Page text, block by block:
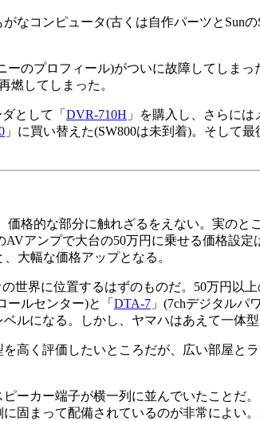
コンピュータ(古くは自作パーツとSunの
のプロフィール)がついに故障してしま
燃してしまった。
として「 DVR-710H 」を購入し、さらには
」に買い替えた(SW800は未到着)。そして
格的な部分に触れざるをえない。実のと
アンプで大台の50万円に乗せる価格設定
大幅な価格アップとなる。
世界に位置するはずのものだ。50万円以
ールセンター)と「 DTA-7 」(7chデジタルパ
ルになる。しかし、ヤマハはあえて一体型
高く評価したいところだが、広い部屋と
ーカー端子が横一列に並んでいたことだ
固まって配備されているのが非常によい